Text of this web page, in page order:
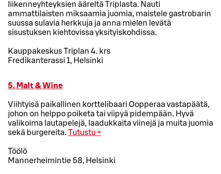
liikenneyhteyksien ääreltä Triplasta. Nauti
ammattilaisten miksaamia juomia, maistele gastrobarin
suussa sulavia herkkuja ja anna mielen levätä
sisustuksen kiehtovissa yksityiskohdissa.
Kauppakeskus Triplan 4. krs
Fredikanterassi 1, Helsinki
5. Malt & Wine
Viihtyisä paikallinen korttelibaari Oopperaa vastapäätä,
johon on helppo poiketa tai viipyä pidempään. Hyvä
valikoima lautapelejä, laadukkaita viinejä ja muita juomia
sekä burgereita. Tutustu »
Töölö
Mannerheimintie 58, Helsinki